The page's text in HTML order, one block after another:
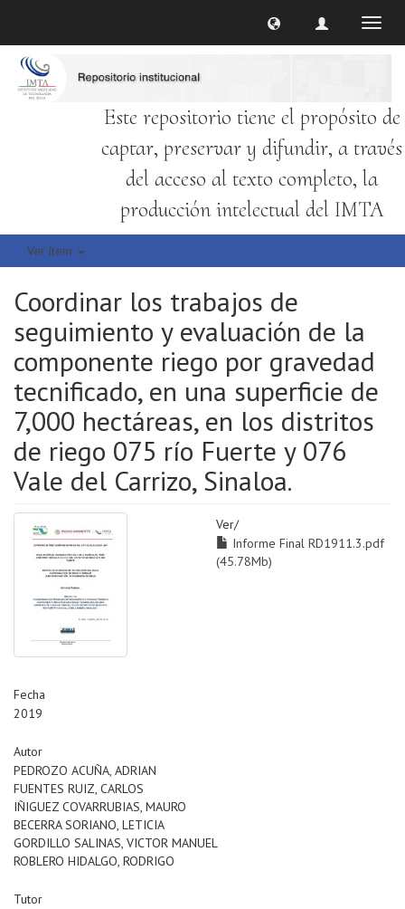
Este repositorio tiene el propósito de
captar, preservar y difundir, a través
del acceso al texto completo, la
producción intelectual del IMTA
Ver ítem
Coordinar los trabajos de
seguimiento y evaluación de la
componente riego por gravedad
tecnificado, en una superficie de
7,000 hectáreas, en los distritos
de riego 075 río Fuerte y 076
Vale del Carrizo, Sinaloa.
Ver/
Informe Final RD1911.3.pdf
(45.78Mb)
Fecha
2019
Autor
PEDROZO ACUÑA, ADRIAN
FUENTES RUIZ, CARLOS
IÑIGUEZ COVARRUBIAS, MAURO
BECERRA SORIANO, LETICIA
GORDILLO SALINAS, VICTOR MANUEL
ROBLERO HIDALGO, RODRIGO
Tutor